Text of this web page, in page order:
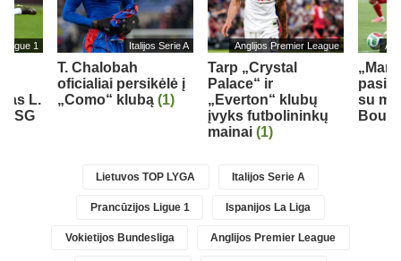
Ligue 1
L.
PSG
Italijos Serie A
T. Chalobah
oficialiai persikėlė į
„Como“ klubą (1)
Anglijos Premier League
Tarp „Crystal
Palace“ ir
„Everton“ klubų
įvyks futbolininkų
mainai (1)
„Man
su
Lietuvos TOP LYGA Italijos Serie A
Prancūzijos Ligue 1 Ispanijos La Liga
Vokietijos Bundesliga Anglijos Premier League